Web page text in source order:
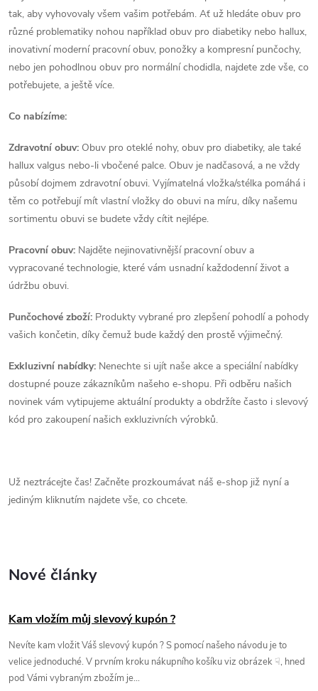
tak, aby vyhovovaly všem vašim potřebám. Ať už hledáte obuv pro
různé problematiky nohou například obuv pro diabetiky nebo hallux,
inovativní moderní pracovní obuv, ponožky a kompresní punčochy,
nebo jen pohodlnou obuv pro normální chodidla, najdete zde vše, co
potřebujete, a ještě více.
Co nabízíme:
Zdravotní obuv: Obuv pro oteklé nohy, obuv pro diabetiky, ale také
hallux valgus nebo-li vbočené palce. Obuv je nadčasová, a ne vždy
působí dojmem zdravotní obuvi. Vyjímatelná vložka/stélka pomáhá i
těm co potřebují mít vlastní vložky do obuvi na míru, díky našemu
sortimentu obuvi se budete vždy cítit nejlépe.
Pracovní obuv: Najděte nejinovativnější pracovní obuv a
vypracované technologie, které vám usnadní každodenní život a
údržbu obuvi.
Punčochové zboží: Produkty vybrané pro zlepšení pohodlí a pohody
vašich končetin, díky čemuž bude každý den prostě výjimečný.
Exkluzivní nabídky: Nenechte si ujít naše akce a speciální nabídky
dostupné pouze zákazníkům našeho e-shopu. Při odběru našich
novinek vám vytipujeme aktuální produkty a obdržíte často i slevový
kód pro zakoupení našich exkluzivních výrobků.
Už neztrácejte čas! Začněte prozkoumávat náš e-shop již nyní a
jediným kliknutím najdete vše, co chcete.
Nové články
Kam vložím můj slevový kupón ?
Nevíte kam vložit Váš slevový kupón ? S pomocí našeho návodu je to
velice jednoduché. V prvním kroku nákupního košíku viz obrázek ☟, hned
pod Vámi vybraným zbožím je...